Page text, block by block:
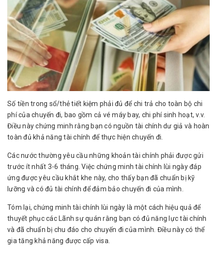
Số tiền trong sổ/thẻ tiết kiệm phải đủ để chi trả cho toàn bộ chi
phí của chuyến đi, bao gồm cả vé máy bay, chi phí sinh hoạt, v.v.
Điều này chứng minh rằng bạn có nguồn tài chính dư giả và hoàn
toàn đủ khả năng tài chính để thực hiện chuyến đi.
Các nước thường yêu cầu những khoản tài chính phải được gửi
trước ít nhất 3-6 tháng. Việc chứng minh tài chính lùi ngày đáp
ứng được yêu cầu khắt khe này, cho thấy bạn đã chuẩn bị kỹ
lưỡng và có đủ tài chính để đảm bảo chuyến đi của mình.
Tóm lại, chứng minh tài chính lùi ngày là một cách hiệu quả để
thuyết phục các Lãnh sự quán rằng bạn có đủ năng lực tài chính
và đã chuẩn bị chu đáo cho chuyến đi của mình. Điều này có thể
gia tăng khả năng được cấp visa.